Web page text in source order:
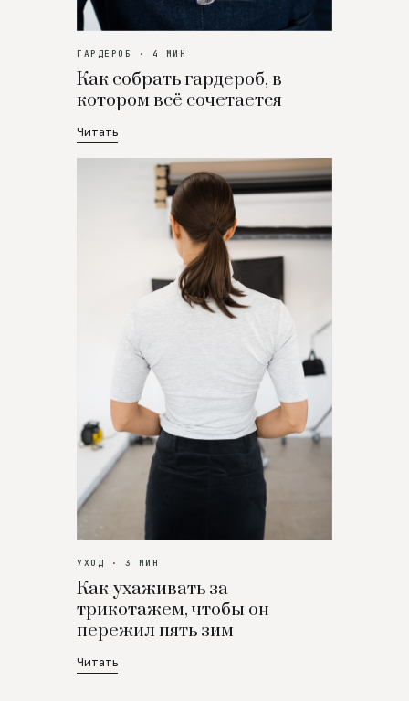
ГАРДЕРОБ · 4 МИН
Как собрать гардероб, в
котором всё сочетается
Читать
УХОД · 3 МИН
Как ухаживать за
трикотажем, чтобы он
пережил пять зим
Читать